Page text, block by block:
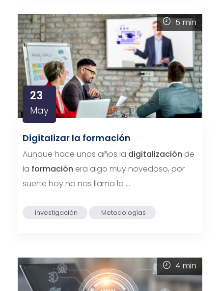
23
May
5 min
Digitalizar la formación
Aunque hace unos años la digitalización de
la formación era algo muy novedoso, por
suerte hoy no nos llama la …
Investigación Metodologías
4 min